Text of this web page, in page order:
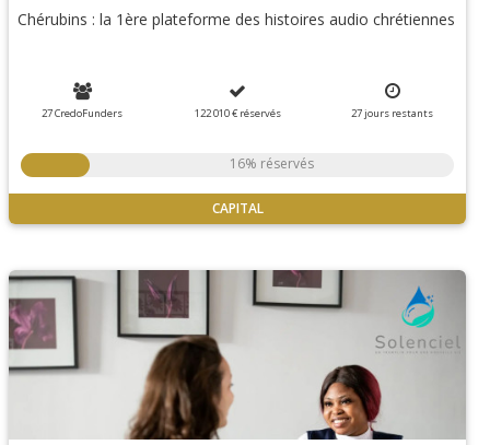
Chérubins : la 1ère plateforme des histoires audio chrétiennes
27 CredoFunders 122 010 € réservés 27jours restants
16% réservés
CAPITAL